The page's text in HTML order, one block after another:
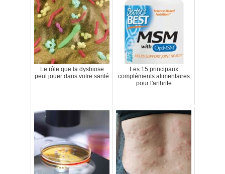
Le rôle que la dysbiose
peut jouer dans votre santé
Les 15 principaux
compléments alimentaires
pour l'arthrite